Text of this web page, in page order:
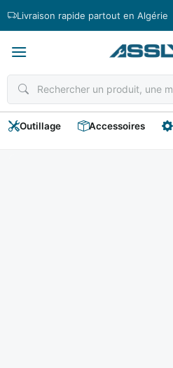
Livraison rapide partout en Algérie
Outillage Accessoires